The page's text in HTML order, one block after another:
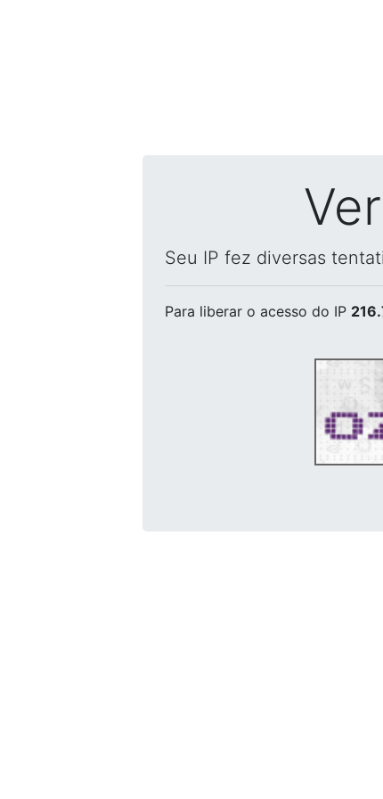
Seu IP fez diversas
Para liberar o acesso do IP